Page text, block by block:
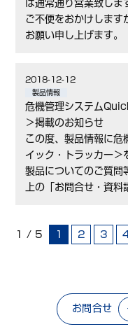
は通常通り営業致しま
ご不便をおかけします
お願い申し上げます。
2018-12-12
製品情報
危機管理システム
＞掲載のお知らせ
この度、製品情報に
イック・トラッカー＞
製品についてのご質問
上の「お問合せ・資料
1 / 5 1 2 3
お問合せ